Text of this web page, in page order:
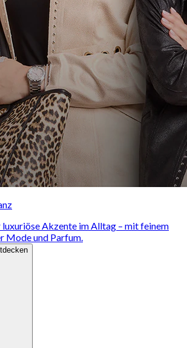
Akzente im Alltag – mit feinem
Mode und Parfum.